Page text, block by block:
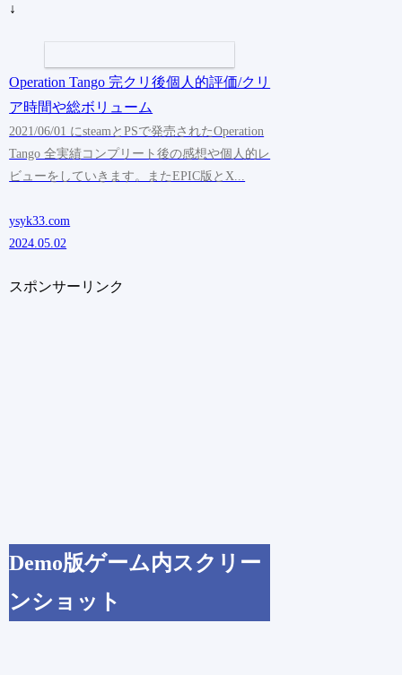
↓
Operation Tango 完クリ後個人的評価/クリ
ア時間や総ボリューム
2021/06/01 にsteamとPSで発売されたOperation
Tango 全実績コンプリート後の感想や個人的レ
ビューをしていきます。またEPIC版とX...
ysyk33.com
2024.05.02
スポンサーリンク
Demo版ゲーム内スクリー
ンショット